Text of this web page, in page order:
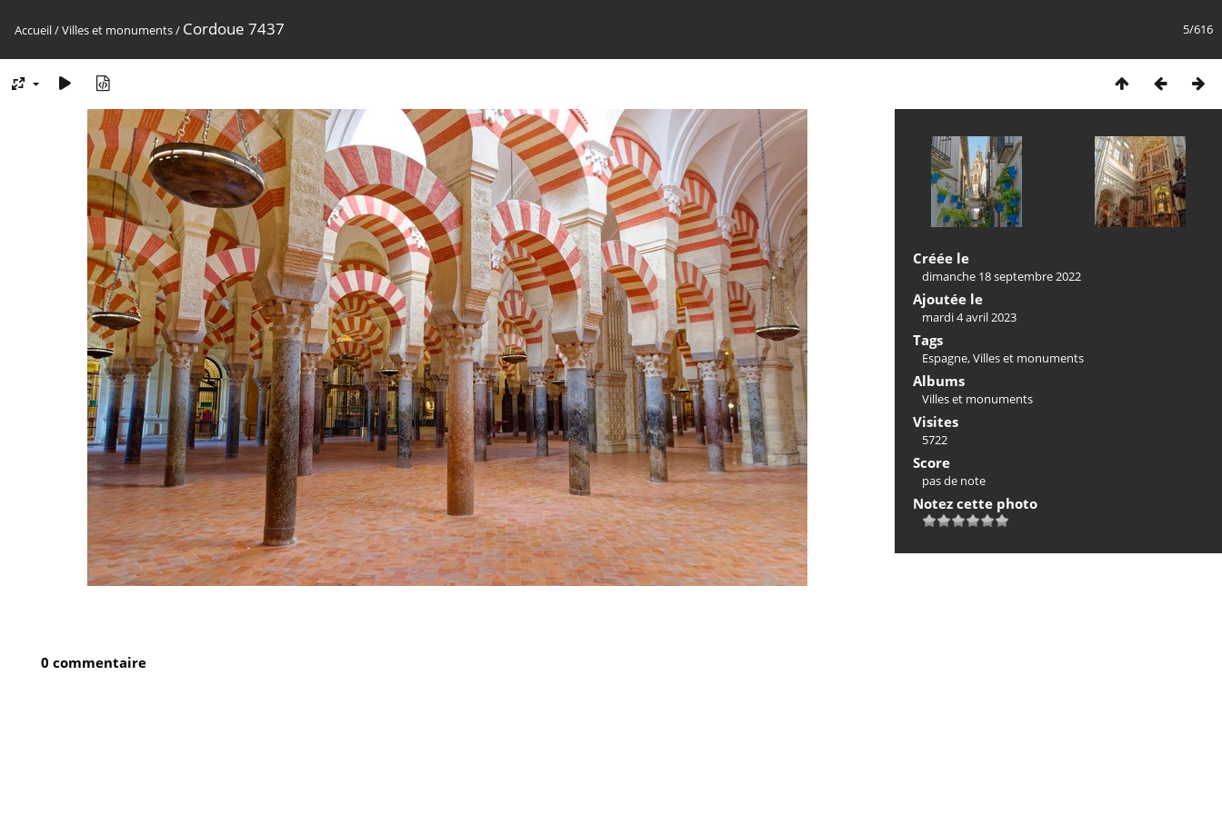
5/616
Accueil/Villes et monuments/ Cordoue 7437
Créée le
dimanche 18 septembre 2022
Ajoutée le
mardi 4 avril 2023
Tags
Espagne,Villes et monuments
Albums
Villes et monuments
Visites
5722
Score
pas de note
Notez cette photo
0 commentaire